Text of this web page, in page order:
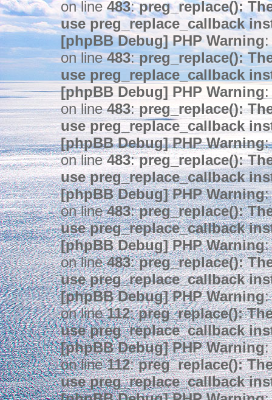
on line483:preg_replace():
use preg_replace_callback
[phpBB Debug] PHP Warning
on line483:preg_replace():
use preg_replace_callback
[phpBB Debug] PHP Warning
on line483:preg_replace():
use preg_replace_callback
[phpBB Debug] PHP Warning:
on line483:preg_replace():
use preg_replace_callback
[phpBB Debug] PHP Warning:
on line483:preg_replace():
use preg_replace_callback
[phpBB Debug] PHP Warning:
on line483:preg_replace():
use preg_replace_callback
[phpBB Debug] PHP Warning:
on line112:preg_replace():
use preg_replace_callback
[phpBB Debug] PHP Warning:
on line112:preg_replace():
use preg_replace_callback